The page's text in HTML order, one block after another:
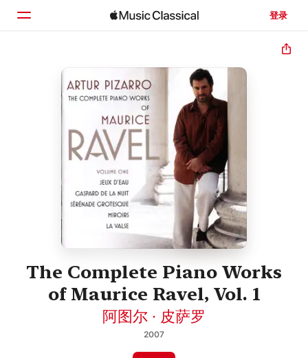
登录
主页
浏览
The Complete Piano Works
of Maurice Ravel, Vol. 1
阿图尔 · 皮萨罗
2007